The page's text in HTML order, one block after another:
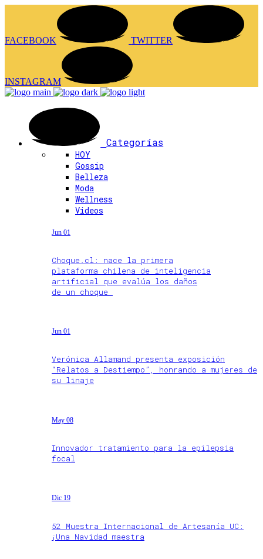
FACEBOOK TWITTER
INSTAGRAM
Categorías
HOY
Gossip
Belleza
Moda
Wellness
Videos
Jun 01
Choque.cl: nace la primera
plataforma chilena de inteligencia
artificial que evalúa los daños
de un choque
Jun 01
Verónica Allamand presenta exposición
“Relatos a Destiempo”, honrando a mujeres de
su linaje
May 08
Innovador tratamiento para la epilepsia
focal
Dic 19
52 Muestra Internacional de Artesanía UC:
¡Una Navidad maestra